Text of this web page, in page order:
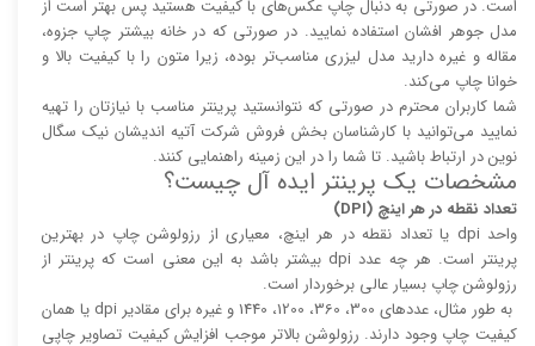
است. در صورتی به دنبال چاپ عکس‌های با کیفیت هستید پس بهتر است از
مدل جوهر افشان استفاده نمایید. در صورتی که در خانه بیشتر چاپ جزوه،
مقاله و غیره دارید مدل لیزری مناسب‌تر بوده، زیرا متون را با کیفیت بالا و
خوانا چاپ می‌کند.
شما کاربران محترم در صورتی که نتوانستید پرینتر مناسب با نیازتان را تهیه
نمایید می‌توانید با کارشناسان بخش فروش شرکت آتیه اندیشان نیک سگال
نوین در ارتباط باشید. تا شما را در این زمینه راهنمایی کنند.
مشخصات یک پرینتر ایده آل چیست؟
تعداد نقطه در هر اینچ (DPI)
واحد dpi یا تعداد نقطه در هر اینچ، معیاری از رزولوشن چاپ در بهترین
پرینتر است. هر چه عدد dpi بیشتر باشد به این معنی است که پرینتر از
رزولوشن چاپ بسیار عالی برخوردار است.
به طور مثال، عدد‌های 300، 360، 1200، 1440 و غیره برای مقادیر dpi یا همان
کیفیت چاپ وجود دارند. رزولوشن بالا‌‌تر موجب افزایش کیفیت تصاویر چاپی